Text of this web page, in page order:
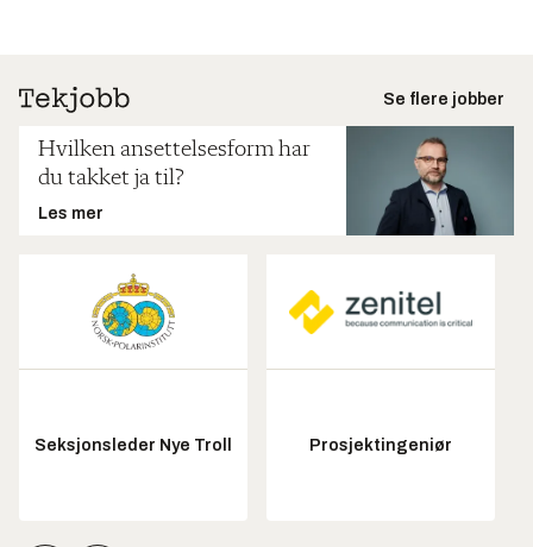
Se flere jobber
Hvilken ansettelsesform har
du takket ja til?
Les mer
Seksjonsleder Nye Troll Prosjektingeniør